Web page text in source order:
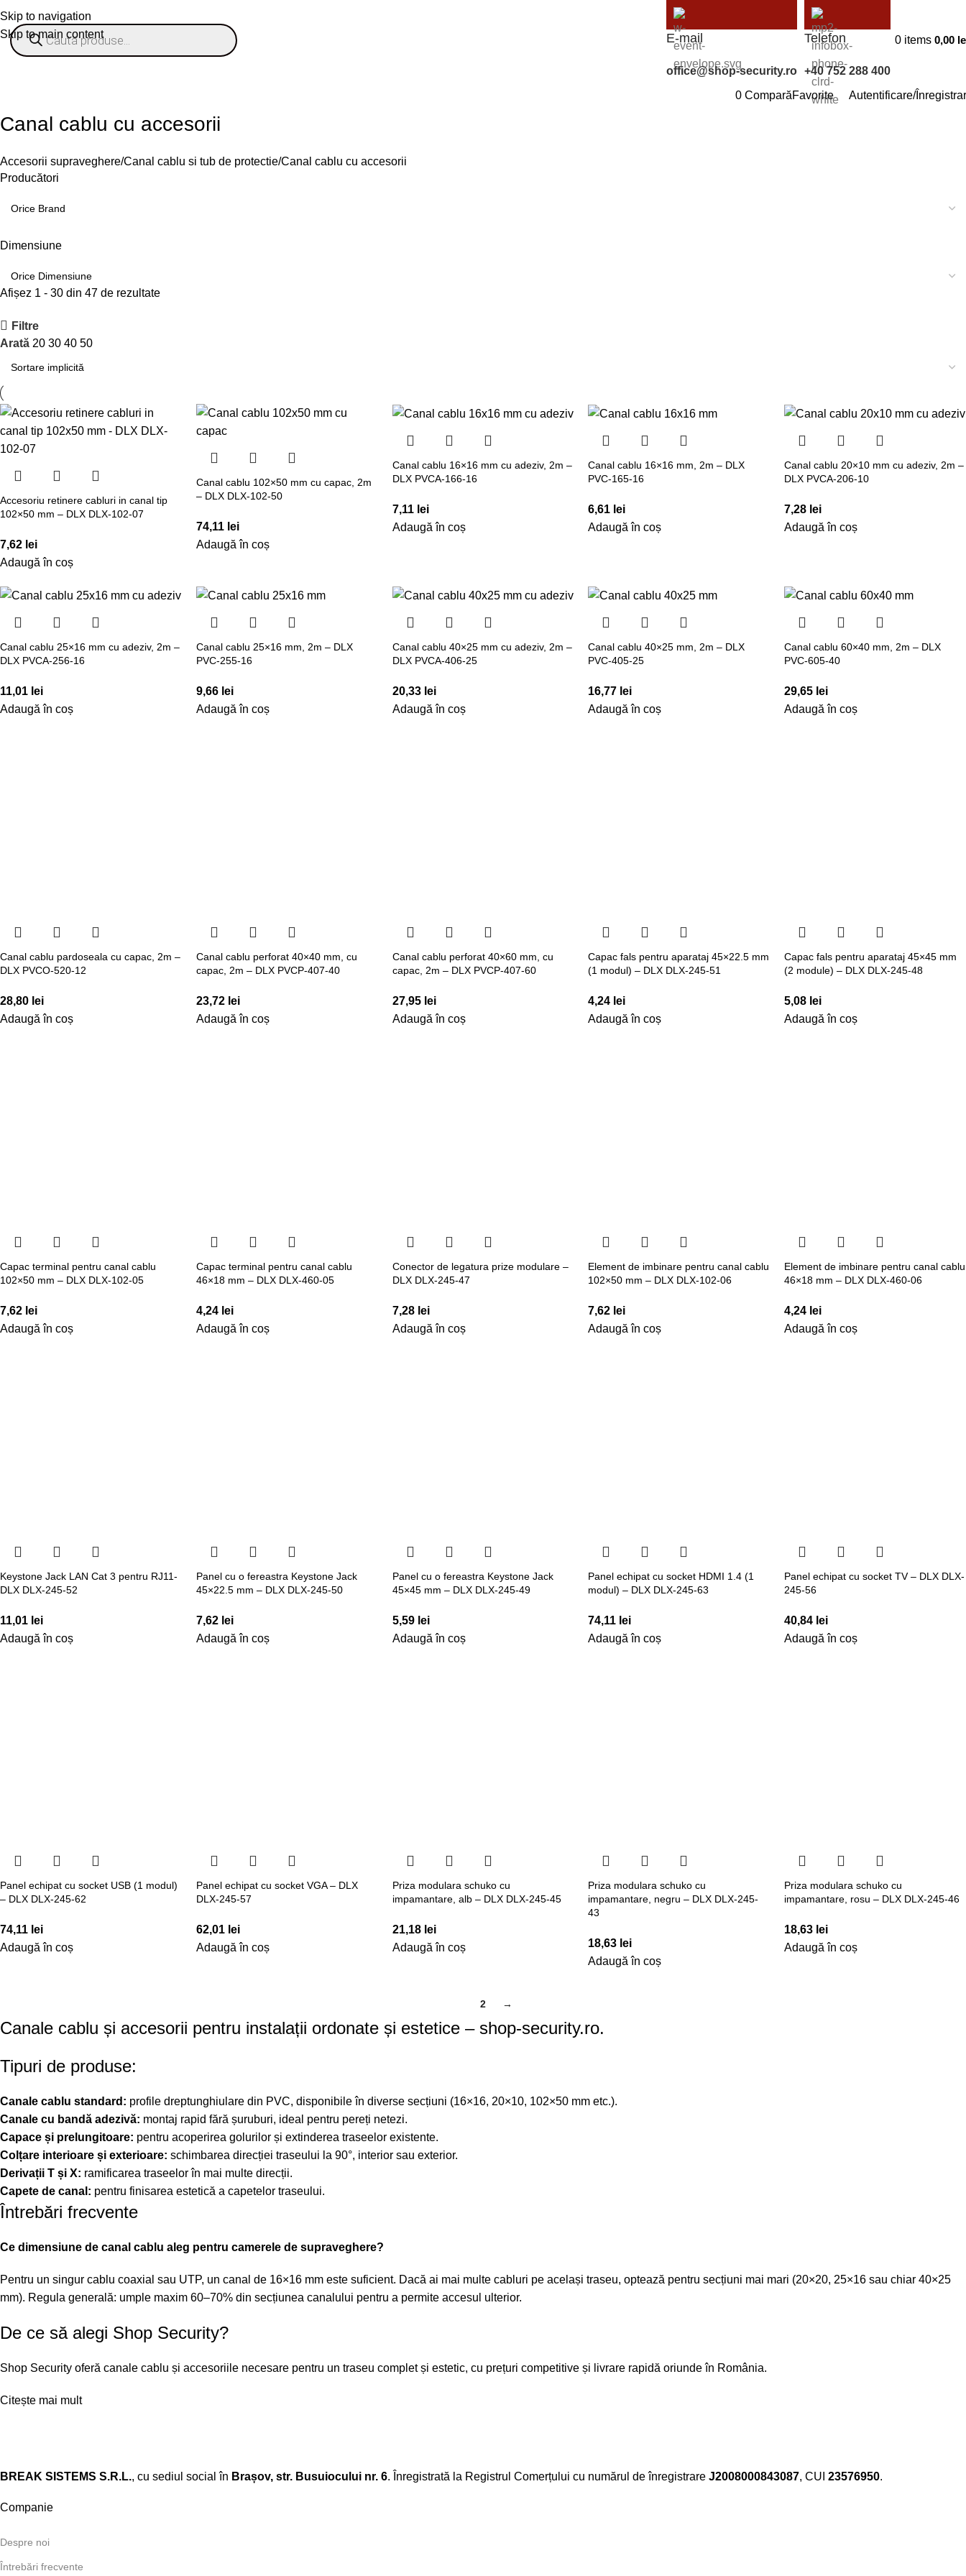
Skip to navigation
Skip to main content
E-mail
office@shop-security.ro
Telefon
+40 752 288 400
0 items 0,00
0 ComparăFavorite Autentificare/
Canal cablu cu accesorii
Accesorii supraveghere Canal cablu si tub de protectie Canal cablu cu accesorii
Producători
Dimensiune
Afișez 1 - 30 din 47 de rezultate
Filtre
Arată 20 30 40 50
Accesoriu retinere cabluri in canal tip
102×50 mm – DLX DLX-102-07
7,62 lei
Adaugă în coș
Canal cablu 102×50 mm cu capac, 2m
– DLX DLX-102-50
74,11 lei
Adaugă în coș
Canal cablu 16×16 mm cu adeziv, 2m –
DLX PVCA-166-16
7,11 lei
Adaugă în coș
Canal cablu 16×16 mm, 2m – DLX
PVC-165-16
6,61 lei
Adaugă în coș
Canal cablu 20×10 mm cu adeziv, 2m –
DLX PVCA-206-10
7,28 lei
Adaugă în coș
Canal cablu 25×16 mm cu adeziv, 2m –
DLX PVCA-256-16
11,01 lei
Adaugă în coș
Canal cablu 25×16 mm, 2m – DLX
PVC-255-16
9,66 lei
Adaugă în coș
Canal cablu 40×25 mm cu adeziv, 2m –
DLX PVCA-406-25
20,33 lei
Adaugă în coș
Canal cablu 40×25 mm, 2m – DLX
PVC-405-25
16,77 lei
Adaugă în coș
Canal cablu 60×40 mm, 2m – DLX
PVC-605-40
29,65 lei
Adaugă în coș
Canal cablu pardoseala cu capac, 2m –
DLX PVCO-520-12
28,80 lei
Adaugă în coș
Canal cablu perforat 40×40 mm, cu
capac, 2m – DLX PVCP-407-40
23,72 lei
Adaugă în coș
Canal cablu perforat 40×60 mm, cu
capac, 2m – DLX PVCP-407-60
27,95 lei
Adaugă în coș
Capac fals pentru aparataj 45×22.5 mm
(1 modul) – DLX DLX-245-51
4,24 lei
Adaugă în coș
Capac fals pentru aparataj 45×45 mm
(2 module) – DLX DLX-245-48
5,08 lei
Adaugă în coș
Capac terminal pentru canal cablu
102×50 mm – DLX DLX-102-05
7,62 lei
Adaugă în coș
Capac terminal pentru canal cablu
46×18 mm – DLX DLX-460-05
4,24 lei
Adaugă în coș
Conector de legatura prize modulare –
DLX DLX-245-47
7,28 lei
Adaugă în coș
Element de imbinare pentru canal cablu
102×50 mm – DLX DLX-102-06
7,62 lei
Adaugă în coș
Element de imbinare pentru canal cablu
46×18 mm – DLX DLX-460-06
4,24 lei
Adaugă în coș
Keystone Jack LAN Cat 3 pentru RJ11-
DLX DLX-245-52
11,01 lei
Adaugă în coș
Panel cu o fereastra Keystone Jack
45×22.5 mm – DLX DLX-245-50
7,62 lei
Adaugă în coș
Panel cu o fereastra Keystone Jack
45×45 mm – DLX DLX-245-49
5,59 lei
Adaugă în coș
Panel echipat cu socket HDMI 1.4 (1
modul) – DLX DLX-245-63
74,11 lei
Adaugă în coș
Panel echipat cu socket TV – DLX DLX-
245-56
40,84 lei
Adaugă în coș
Panel echipat cu socket USB (1 modul)
– DLX DLX-245-62
74,11 lei
Adaugă în coș
Panel echipat cu socket VGA – DLX
DLX-245-57
62,01 lei
Adaugă în coș
Priza modulara schuko cu
impamantare, alb – DLX DLX-245-45
21,18 lei
Adaugă în coș
Priza modulara schuko cu
impamantare, negru – DLX DLX-245-
43
18,63 lei
Adaugă în coș
Priza modulara schuko cu
impamantare, rosu – DLX DLX-245-46
18,63 lei
Adaugă în coș
2 →
Canale cablu și accesorii pentru instalații ordonate și estetice – shop-security.ro.
Tipuri de produse:
Canale cablu standard: profile dreptunghiulare din PVC, disponibile în diverse secțiuni (16×16, 20×10, 102×50 mm etc.).
Canale cu bandă adezivă: montaj rapid fără șuruburi, ideal pentru pereți netezi.
Capace și prelungitoare: pentru acoperirea golurilor și extinderea traseelor existente.
Colțare interioare și exterioare: schimbarea direcției traseului la 90°, interior sau exterior.
Derivații T și X: ramificarea traseelor în mai multe direcții.
Capete de canal: pentru finisarea estetică a capetelor traseului.
Întrebări frecvente
Ce dimensiune de canal cablu aleg pentru camerele de supraveghere?
Pentru un singur cablu coaxial sau UTP, un canal de 16×16 mm este suficient. Dacă ai mai multe cabluri pe același traseu, optează pentru secțiuni mai mari (20×20, 25×16 sau chiar 40×25
mm). Regula generală: umple maxim 60–70% din secțiunea canalului pentru a permite accesul ulterior.
De ce să alegi Shop Security?
Shop Security oferă canale cablu și accesoriile necesare pentru un traseu complet și estetic, cu prețuri competitive și livrare rapidă oriunde în România.
Citește mai mult
BREAK SISTEMS S.R.L., cu sediul social în Brașov, str. Busuiocului nr. 6. Înregistrată la Registrul Comerțului cu numărul de înregistrare J2008000843087, CUI 23576950.​
Companie
Despre noi
Întrebări frecvente